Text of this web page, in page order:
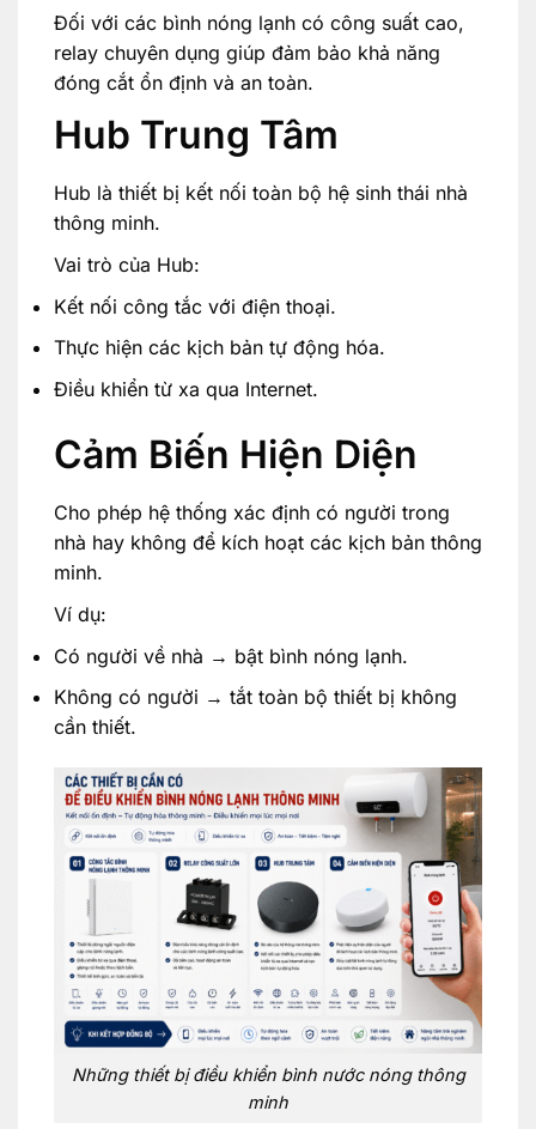
Đối với các bình nóng lạnh có công suất cao,
relay chuyên dụng giúp đảm bảo khả năng
đóng cắt ổn định và an toàn.
Hub Trung Tâm
Hub là thiết bị kết nối toàn bộ hệ sinh thái nhà
thông minh.
Vai trò của Hub:
Kết nối công tắc với điện thoại.
Thực hiện các kịch bản tự động hóa.
Điều khiển từ xa qua Internet.
Cảm Biến Hiện Diện
Cho phép hệ thống xác định có người trong
nhà hay không để kích hoạt các kịch bản thông
minh.
Ví dụ:
Có người về nhà → bật bình nóng lạnh.
Không có người → tắt toàn bộ thiết bị không
cần thiết.
Những thiết bị điều khiển bình nước nóng thông
minh